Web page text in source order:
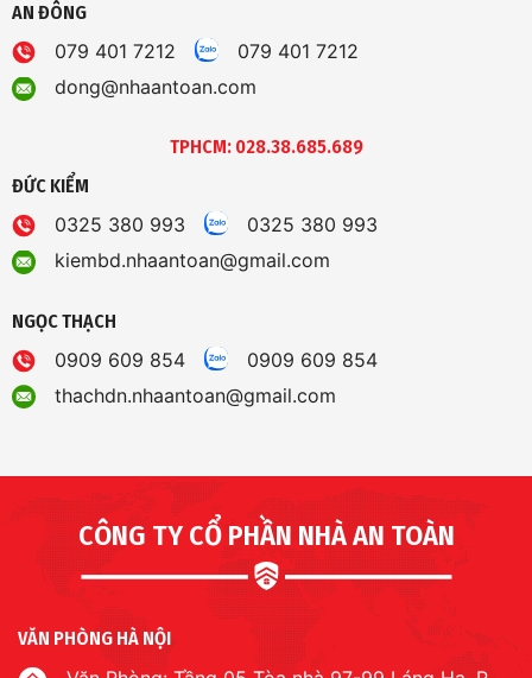
AN ĐÔNG
079 401 7212
079 401 7212
dong@nhaantoan.com
TPHCM: 028.38.685.689
ĐỨC KIỂM
0325 380 993
0325 380 993
kiembd.nhaantoan@gmail.com
NGỌC THẠCH
0909 609 854
0909 609 854
thachdn.nhaantoan@gmail.com
CÔNG TY CỔ PHẦN NHÀ AN TOÀN
VĂN PHÒNG HÀ NỘI